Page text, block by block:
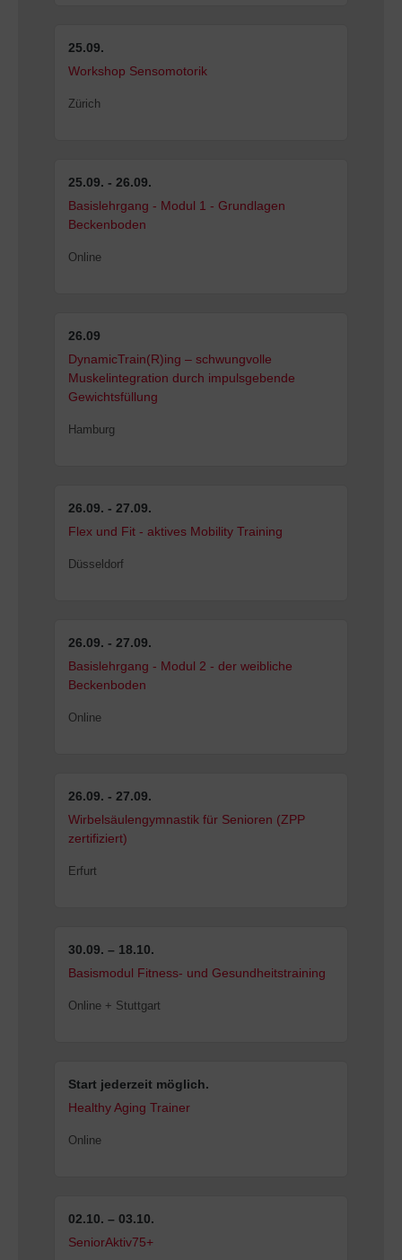
25.09.
Workshop Sensomotorik
Zürich
25.09. - 26.09.
Basislehrgang - Modul 1 - Grundlagen
Beckenboden
Online
26.09
DynamicTrain(R)ing – schwungvolle
Muskelintegration durch impulsgebende
Gewichtsfüllung
Hamburg
26.09. - 27.09.
Flex und Fit - aktives Mobility Training
Düsseldorf
26.09. - 27.09.
Basislehrgang - Modul 2 - der weibliche
Beckenboden
Online
26.09. - 27.09.
Wirbelsäulengymnastik für Senioren (ZPP
zertifiziert)
Erfurt
30.09. – 18.10.
Basismodul Fitness- und Gesundheitstraining
Online + Stuttgart
Start jederzeit möglich.
Healthy Aging Trainer
Online
02.10. – 03.10.
SeniorAktiv75+